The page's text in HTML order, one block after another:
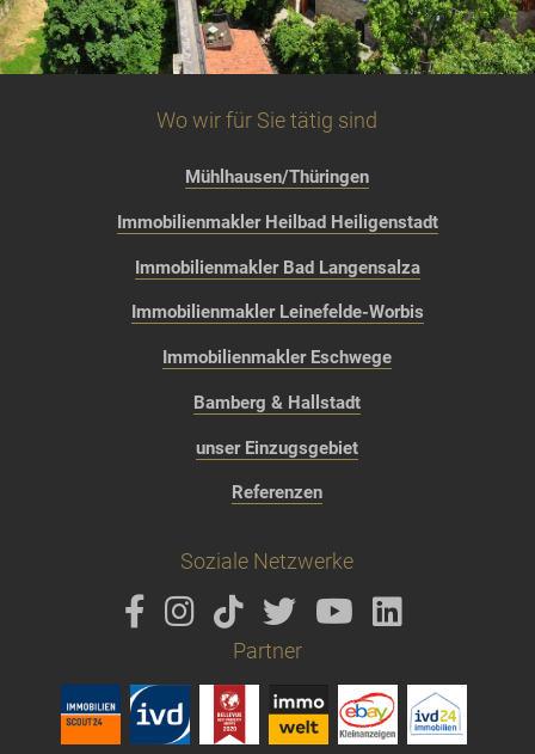
Wo wir für Sie tätig sind
Mühlhausen/Thüringen
Immobilienmakler Heilbad Heiligenstadt
Immobilienmakler Bad Langensalza
Immobilienmakler Leinefelde-Worbis
Immobilienmakler Eschwege
Bamberg & Hallstadt
unser Einzugsgebiet
Referenzen
Soziale Netzwerke
Partner